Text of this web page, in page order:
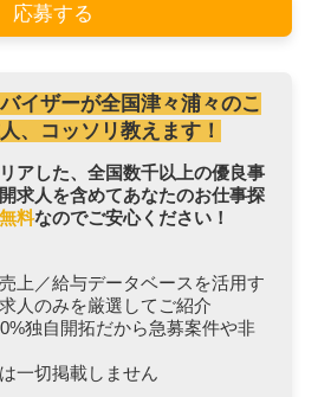
応募する
イザーが全国津々浦々のこ
、コッソリ教えます！
アした、全国数千以上の優良事
求人を含めてあなたのお仕事探
料なのでご安心ください！
上／給与データベースを活用す
人のみを厳選してご紹介
独自開拓だから急募案件や非
一切掲載しません